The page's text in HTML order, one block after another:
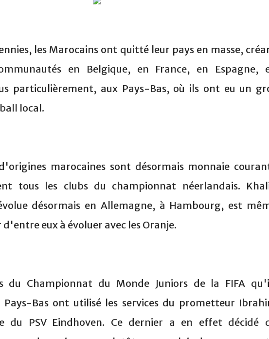
les Marocains ont quitté leur pays en masse,
en Belgique, en France, en Espagne,
particulièrement, aux Pays-Bas, où ils ont eu un
local.
marocaines sont désormais monnaie
tous les clubs du championnat néerlandais.
désormais en Allemagne, à Hambourg, est
eux à évoluer avec les Oranje.
du Championnat du Monde Juniors de la FIFA
Pays-Bas ont utilisé les services du prometteur
du PSV Eindhoven. Ce dernier a en effet décidé